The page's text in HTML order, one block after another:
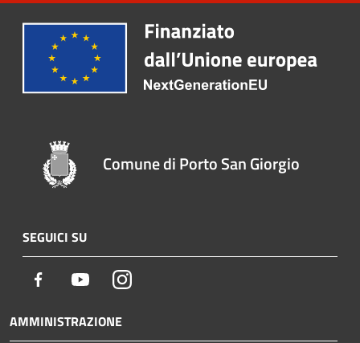
Comune di Porto San Giorgio
SEGUICI SU
Facebook YoutubeInstagram
AMMINISTRAZIONE